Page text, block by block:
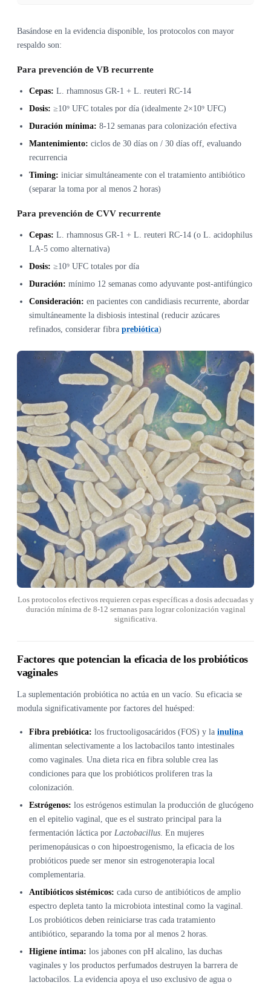
Basándose en la evidencia disponible, los protocolos con mayor
respaldo son:
Para prevención de VB recurrente
Cepas: L. rhamnosus GR-1 + L. reuteri RC-14
Dosis: ≥10⁹ UFC totales por día (idealmente 2×10⁹ UFC)
Duración mínima: 8-12 semanas para colonización efectiva
Mantenimiento: ciclos de 30 días on / 30 días off, evaluando
recurrencia
Timing: iniciar simultáneamente con el tratamiento antibiótico
(separar la toma por al menos 2 horas)
Para prevención de CVV recurrente
Cepas: L. rhamnosus GR-1 + L. reuteri RC-14 (o L. acidophilus
LA-5 como alternativa)
Dosis: ≥10⁹ UFC totales por día
Duración: mínimo 12 semanas como adyuvante post-antifúngico
Consideración: en pacientes con candidiasis recurrente, abordar
simultáneamente la disbiosis intestinal (reducir azúcares
refinados, considerar fibra prebiótica)
Los protocolos efectivos requieren cepas específicas a dosis adecuadas y
duración mínima de 8-12 semanas para lograr colonización vaginal
significativa.
Factores que potencian la eficacia de los probióticos
vaginales
La suplementación probiótica no actúa en un vacío. Su eficacia se
modula significativamente por factores del huésped:
Fibra prebiótica: los fructooligosacáridos (FOS) y la inulina
alimentan selectivamente a los lactobacilos tanto intestinales
como vaginales. Una dieta rica en fibra soluble crea las
condiciones para que los probióticos proliferen tras la
colonización.
Estrógenos: los estrógenos estimulan la producción de glucógeno
en el epitelio vaginal, que es el sustrato principal para la
fermentación láctica por Lactobacillus. En mujeres
perimenopáusicas o con hipoestrogenismo, la eficacia de los
probióticos puede ser menor sin estrogenoterapia local
complementaria.
Antibióticos sistémicos: cada curso de antibióticos de amplio
espectro depleta tanto la microbiota intestinal como la vaginal.
Los probióticos deben reiniciarse tras cada tratamiento
antibiótico, separando la toma por al menos 2 horas.
Higiene íntima: los jabones con pH alcalino, las duchas
vaginales y los productos perfumados destruyen la barrera de
lactobacilos. La evidencia apoya el uso exclusivo de agua o